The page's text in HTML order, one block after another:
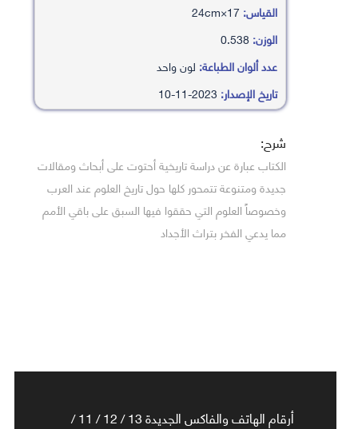
القياس:
الوزن:
عدد ألوان الطباعة: لون واحد
تاريخ الإصدار:
شرح:
الكتاب عبارة عن دراسة تاريخية أحتوت على أبحاث ومقالات
جديدة ومتنوعة تتمحور كلها حول تاريخ العلوم عند العرب
وخصوصاً العلوم التي حققوا فيها السبق على باقي الأمم
مما يدعي الفخر بتراث الأجداد
أرقام الهاتف والفاكس الجديدة 13 / 12 / 11 /